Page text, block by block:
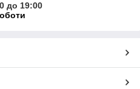
до 19:00